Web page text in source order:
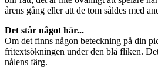
årens gång eller att de tom såldes med
Det står något här...
Om det finns någon beteckning på din
fritextsökningen under den blå fliken.
nålens färg.